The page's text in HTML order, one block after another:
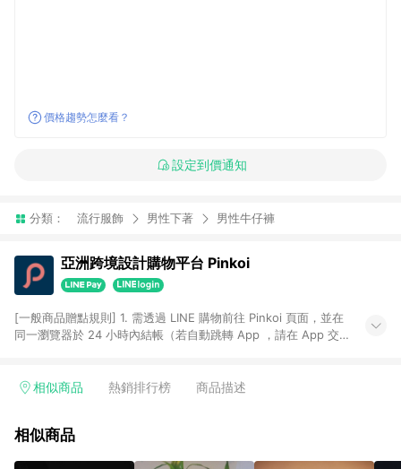
價格趨勢怎麼看？
設定到價通知
分類： 流行服飾 男性下著 男性牛仔褲
亞洲跨境設計購物平台 Pinkoi
[一般商品贈點規則] 1. 需透過 LINE 購物前往 Pinkoi 頁面，並在
同一瀏覽器於 24 小時內結帳（若自動跳轉 App ，請在 App 交
回饋訂單不得享有 Pinkoi 站方優惠，例如首購優惠，P coins，
行為，不具贈點資格，部分退款不在此限。 6. APP 請更新至
相似商品 熱銷排行榜 商品描述
相似商品